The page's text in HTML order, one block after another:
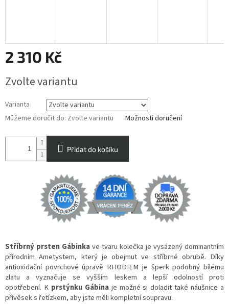
2 310 Kč
cena:
Zvolte variantu
Varianta
Můžeme doručit do: Zvolte variantu Možnosti doručení
Přidat do košíku
Stříbrný prsten Gábinkave tvaru kolečka je vysázený dominantním
přírodním Ametystem, který je obejmut ve stříbrné obrubě. Díky
antioxidační povrchové úpravě RHODIEM je šperk podobný bílému
zlatu a vyznačuje se vyšším leskem a lepší odolností proti
opotřebení. K prstýnku Gábina je možné si doladit také náušnice a
přívěsek s řetízkem, aby jste měli kompletní soupravu.